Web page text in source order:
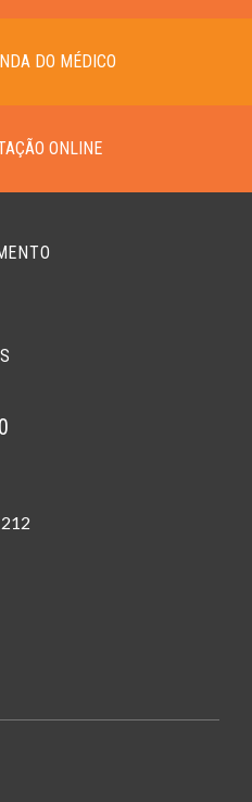
DO MÉDICO
ONLINE